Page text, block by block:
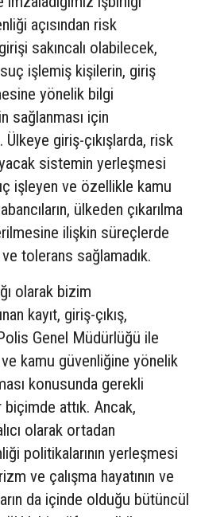
açısından risk
sakıncalı olabilecek,
suç işlemiş kişilerin, giriş
yönelik bilgi
sağlanması için
giriş-çıkışlarda, risk
sistemin yerleşmesi
işleyen ve özellikle kamu
ülkeden çıkarılma
ilişkin süreçlerde
tolerans sağlamadık.
olarak bizim
kayıt, giriş-çıkış,
Genel Müdürlüğü ile
ve kamu güvenliğine yönelik
konusunda gerekli
biçimde attık. Ancak,
olarak ortadan
politikalarının yerleşmesi
ve çalışma hayatının ve
da içinde olduğu bütüncül